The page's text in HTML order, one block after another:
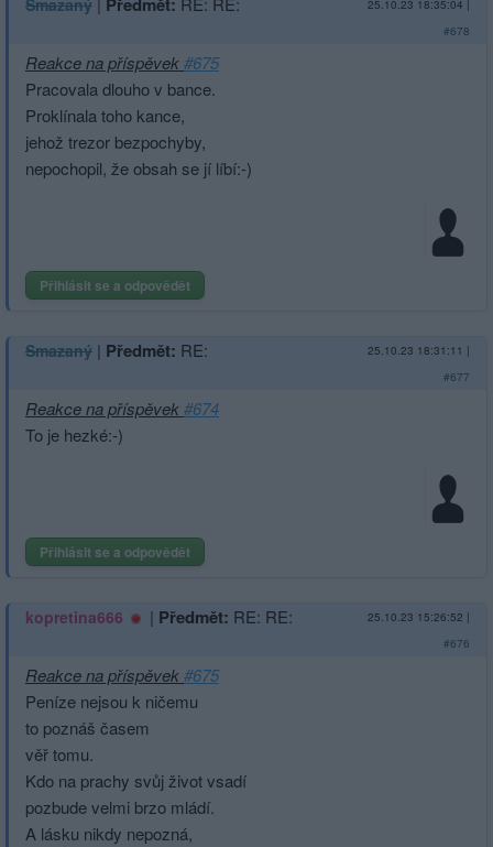
Smazaný 25.10.23 18:35:04
#678
Reakce na příspěvek#675
Pracovala dlouho v bance.
Proklínala toho kance,
jehož trezor bezpochyby,
nepochopil, že obsah se jí líbí:-)
Přihlásit se a odpovědět
Smazaný | Předmět: RE: 25.10.23 18:31:11 |
#677
Reakce na příspěvek#674
To je hezké:-)
Přihlásit se a odpovědět
kopretina666 | Předmět: RE: RE: 25.10.23 15:26:52 |
#676
Reakce na příspěvek#675
Peníze nejsou k ničemu
to poznáš časem
věř tomu.
Kdo na prachy svůj život vsadí
pozbude velmi brzo mládí.
A lásku nikdy nepozná,